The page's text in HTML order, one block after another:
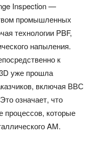
Inspection —
промышленных
технологии PBF,
напыления.
к
уже прошла
включая ВВС
означает, что
процессов, которые
AM.